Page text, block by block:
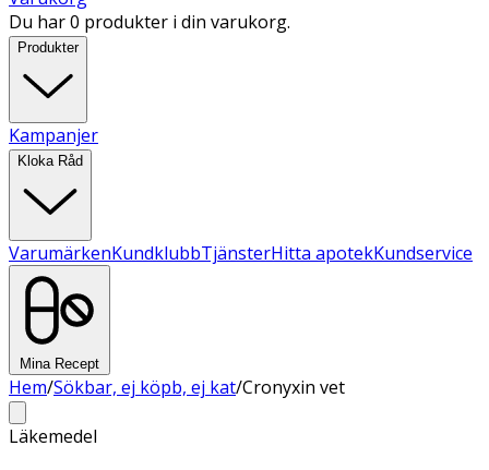
Du har 0 produkter i din varukorg.
Produkter
Kampanjer
Kloka Råd
VarumärkenKundklubbTjänsterHitta apotekKundservice
Mina Recept
Hem/Sökbar, ej köpb, ej kat/Cronyxin vet
Läkemedel